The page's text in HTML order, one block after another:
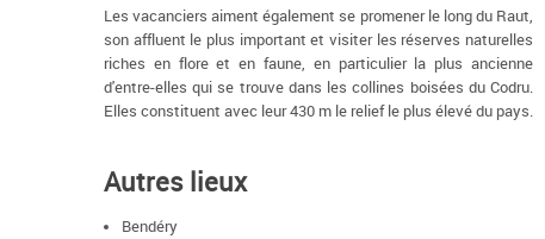
Les vacanciers aiment également se promener le long du Raut,
son affluent le plus important et visiter les réserves naturelles
riches en flore et en faune, en particulier la plus ancienne
d'entre-elles qui se trouve dans les collines boisées du Codru.
Elles constituent avec leur 430 m le relief le plus élevé du pays.
Autres lieux
Bendéry